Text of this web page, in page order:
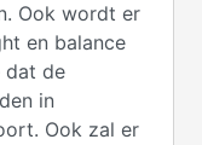
Ook wordt er
en balance
dat de
in
Ook zal er